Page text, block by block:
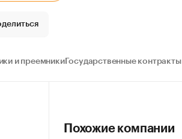
и преемникиГосударственные контракты
Похожие компании